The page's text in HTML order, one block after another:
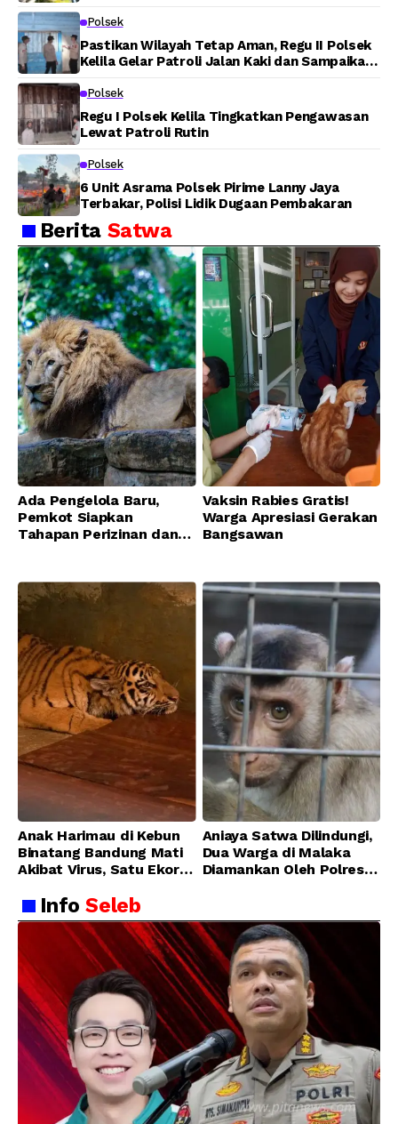
Polsek
Pastikan Wilayah Tetap Aman, Regu II Polsek
Kelila Gelar Patroli Jalan Kaki dan Sampaikan
Polsek
Regu I Polsek Kelila Tingkatkan Pengawasan
Lewat Patroli Rutin
Polsek
6 Unit Asrama Polsek Pirime Lanny Jaya
Terbakar, Polisi Lidik Dugaan Pembakaran
Berita Satwa
Ada Pengelola Baru,
Pemkot Siapkan
Tahapan Perizinan dan
Vaksin Rabies Gratis!
Warga Apresiasi Gerakan
Bangsawan
Anak Harimau di Kebun
Binatang Bandung Mati
Akibat Virus, Satu Ekor
Membaik
Aniaya Satwa Dilindungi,
Dua Warga di Malaka
Diamankan Oleh Polres
InfoSeleb